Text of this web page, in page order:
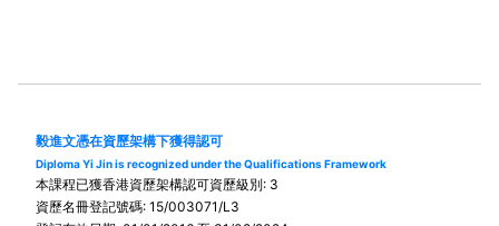
毅進文憑在資歷架構下獲得認可
Diploma Yi Jin is recognized under the Qualifications Framework
本課程已獲香港資歷架構認可資歷級別: 3
資歷名冊登記號碼: 15/003071/L3